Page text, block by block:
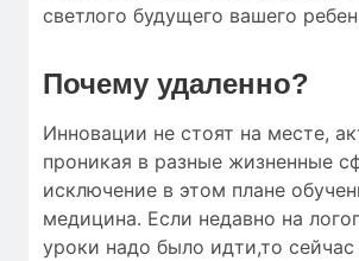
светлого будущего вашего
Почему удаленно?
Инновации не стоят на месте,
проникая в разные жизненные
исключение в этом плане
медицина. Если недавно на
уроки надо было идти,то сейчас